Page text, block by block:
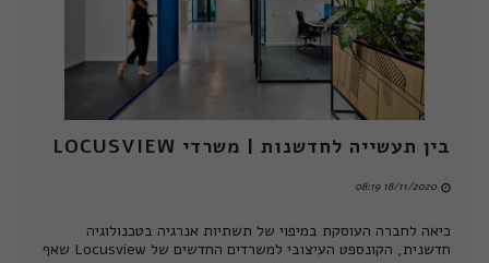
בין תעשייה לחדשנות | משרדי LOCUSVIEW
18/11/2020 08:19
כיאה לחברה העוסקת במיפוי של תשתיות אנרגיה בטכנולוגיה
חדשנית, הקונספט העיצובי למשרדים החדשים של Locusview שאף